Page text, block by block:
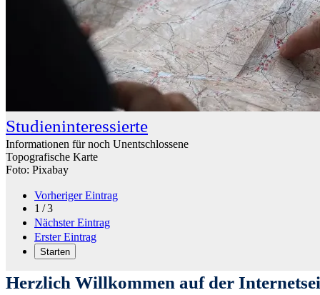
Studieninteressierte
Informationen für noch Unentschlossene
Topografische Karte
Foto: Pixabay
Vorheriger Eintrag
1 / 3
Nächster Eintrag
Erster Eintrag
Starten
Herzlich Willkommen auf der